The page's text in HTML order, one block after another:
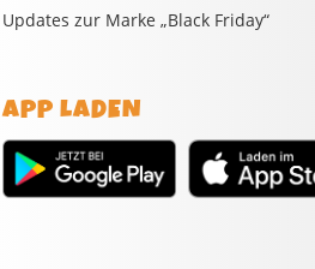
Updates zur Marke „Black Friday“
APP LADEN